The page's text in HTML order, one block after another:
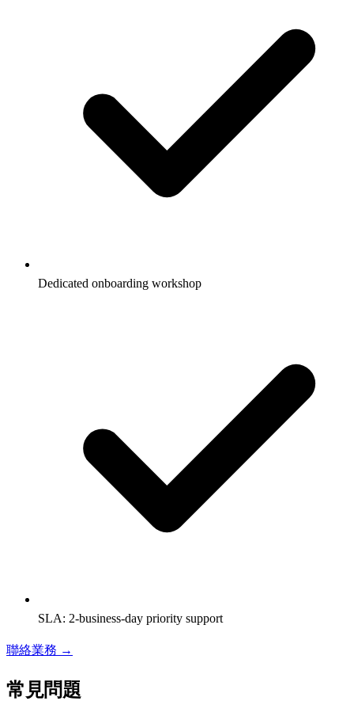
Dedicated onboarding workshop
SLA: 2-business-day priority support
聯絡業務 →
常見問題